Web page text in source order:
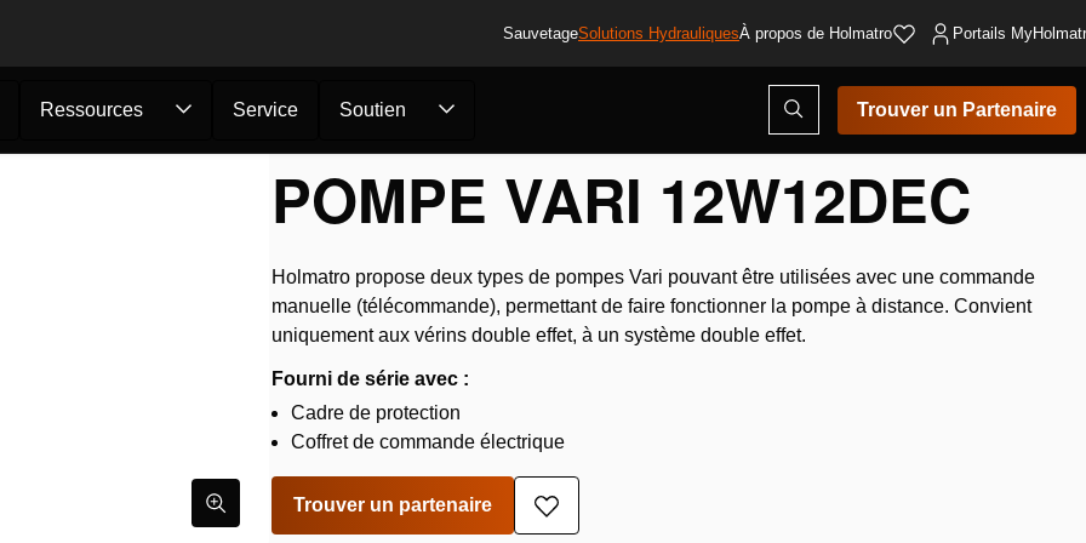
SauvetageSolutions HydrauliquesÀ propos de Holmatro Portails
Ressources Service Soutien
Ouvrir
la
fenêtre
de
Trouver un Partenaire
Pompe Vari 12W12D...
POMPE VARI 12W12DEC
Holmatro propose deux types de pompes Vari pouvant être utilisées avec une commande
manuelle (télécommande), permettant de faire fonctionner la pompe à distance. Convient
uniquement aux vérins double effet, à un système double effet.
Fourni de série avec :
Cadre de protection
Coffret de commande électrique
Trouver un partenaire
Ajouter
à